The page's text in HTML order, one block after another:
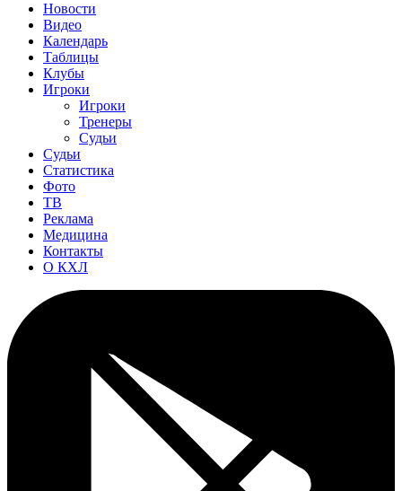
Новости
Видео
Календарь
Таблицы
Клубы
Игроки
Игроки
Тренеры
Судьи
Судьи
Статистика
Фото
ТВ
Реклама
Медицина
Контакты
О КХЛ